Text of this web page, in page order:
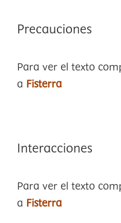
Precauciones
Para ver el texto
a Fisterra
Interacciones
Para ver el texto
a Fisterra